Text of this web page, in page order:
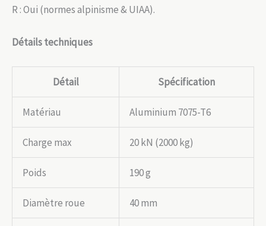
R : Oui (normes alpinisme & UIAA).
Détails techniques
Détail Spécification
Matériau Aluminium 7075-T6
Charge max 20 kN (2000 kg)
Poids 190 g
Diamètre roue 40 mm